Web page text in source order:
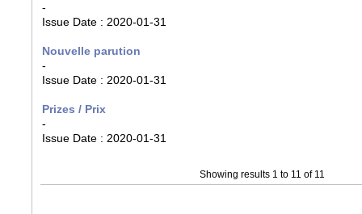
-
Issue Date : 2020-01-31
Nouvelle parution
-
Issue Date : 2020-01-31
Prizes / Prix
-
Issue Date : 2020-01-31
Showing results 1 to 11 of 11